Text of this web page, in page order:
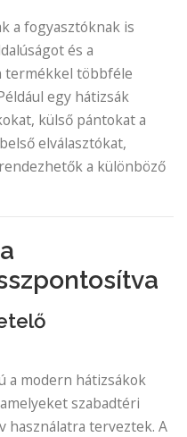
a fogyasztóknak is
és a
termékkel többféle
egy hátizsák
külső pántokat a
elválasztókat,
a különböző
a modern hátizsákok
szabadtéri
használatra terveztek. A